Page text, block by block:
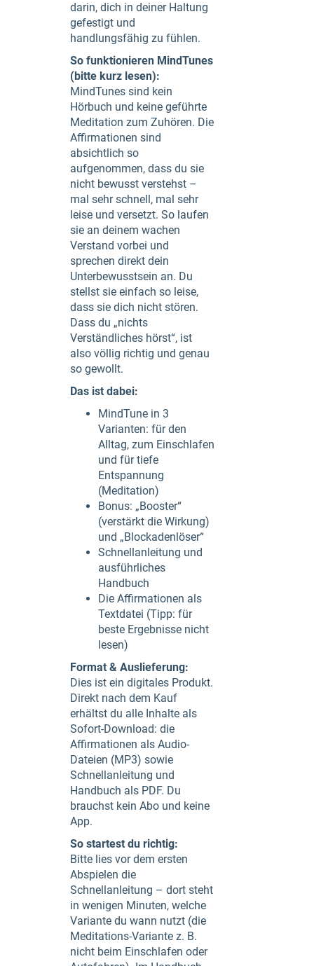
darin, dich in deiner Haltung
gefestigt und
handlungsfähig zu fühlen.
So funktionieren MindTunes
(bitte kurz lesen):
MindTunes sind kein
Hörbuch und keine geführte
Meditation zum Zuhören. Die
Affirmationen sind
absichtlich so
aufgenommen, dass du sie
nicht bewusst verstehst –
mal sehr schnell, mal sehr
leise und versetzt. So laufen
sie an deinem wachen
Verstand vorbei und
sprechen direkt dein
Unterbewusstsein an. Du
stellst sie einfach so leise,
dass sie dich nicht stören.
Dass du „nichts
Verständliches hörst“, ist
also völlig richtig und genau
so gewollt.
Das ist dabei:
MindTune in 3
Varianten: für den
Alltag, zum Einschlafen
und für tiefe
Entspannung
(Meditation)
Bonus: „Booster“
(verstärkt die Wirkung)
und „Blockadenlöser“
Schnellanleitung und
ausführliches
Handbuch
Die Affirmationen als
Textdatei (Tipp: für
beste Ergebnisse nicht
lesen)
Format & Auslieferung:
Dies ist ein digitales Produkt.
Direkt nach dem Kauf
erhältst du alle Inhalte als
Sofort-Download: die
Affirmationen als Audio-
Dateien (MP3) sowie
Schnellanleitung und
Handbuch als PDF. Du
brauchst kein Abo und keine
App.
So startest du richtig:
Bitte lies vor dem ersten
Abspielen die
Schnellanleitung – dort steht
in wenigen Minuten, welche
Variante du wann nutzt (die
Meditations-Variante z. B.
nicht beim Einschlafen oder